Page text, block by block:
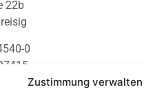
Zustimmung verwalten
22b
0